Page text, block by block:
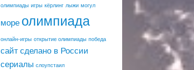
олимпиады игры кёрлинг лыжи могул
море олимпиада
онлайн-игры открытие олимпиады победа
сайт сделано в России
сериалы слоупстаил